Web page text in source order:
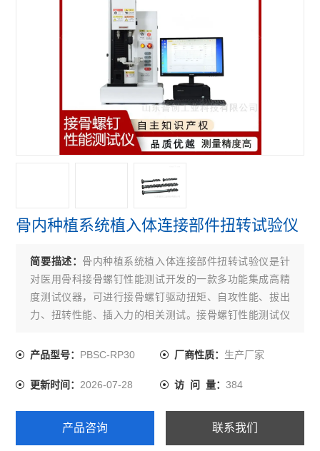
气体交换压力差测试仪
接骨螺钉扭转试验机
查看全部 >>
骨内种植系统植入体连接部件扭转试验仪
简要描述： 骨内种植系统植入体连接部件扭转试验仪是针
对医用骨科接骨螺钉性能测试开发的一款多功能集成高精
度测试仪器，可进行接骨螺钉驱动扭矩、自攻性能、拔出
力、扭转性能、插入力的相关测试。接骨螺钉性能测试仪
产企业等单位。
产品型号： PBSC-RP30 厂商性质： 生产厂家
更新时间：2026-07-28 访 问 量： 384
产品咨询 联系我们